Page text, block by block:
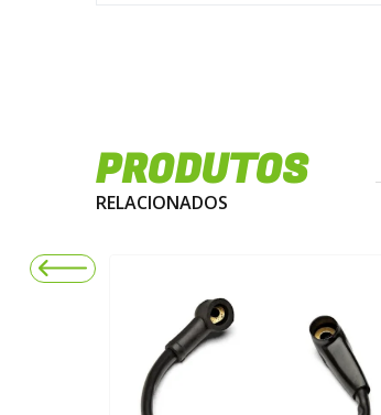
PRODUTOS
RELACIONADOS